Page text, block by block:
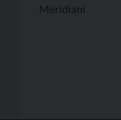
Meridiani